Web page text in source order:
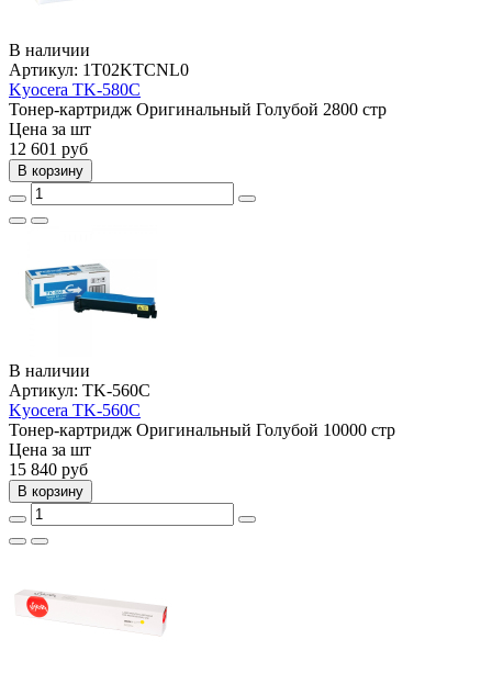
В наличии
Артикул: 1T02KTCNL0
Kyocera TK-580C
Тонер-картридж Оригинальный Голубой 2800 стр
Цена за шт
12 601 руб
В корзину
В наличии
Артикул: TK-560C
Kyocera TK-560C
Тонер-картридж Оригинальный Голубой 10000 стр
Цена за шт
15 840 руб
В корзину